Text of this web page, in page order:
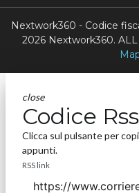
Nextwork360 - Codice
2026 Nextwork360. ALL
close
Codice Rss
Clicca sul pulsante per
appunti.
RSS link